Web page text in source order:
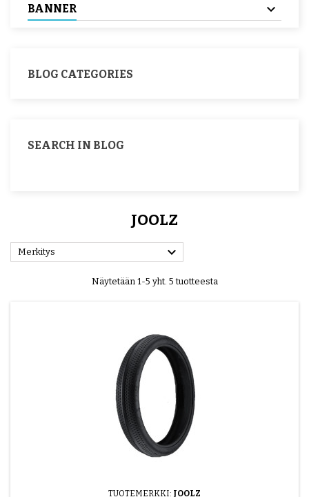
BANNER
BLOG CATEGORIES
SEARCH IN BLOG
JOOLZ
Merkitys 
Näytetään 1-5 yht. 5 tuotteesta
TUOTEMERKKI: JOOLZ